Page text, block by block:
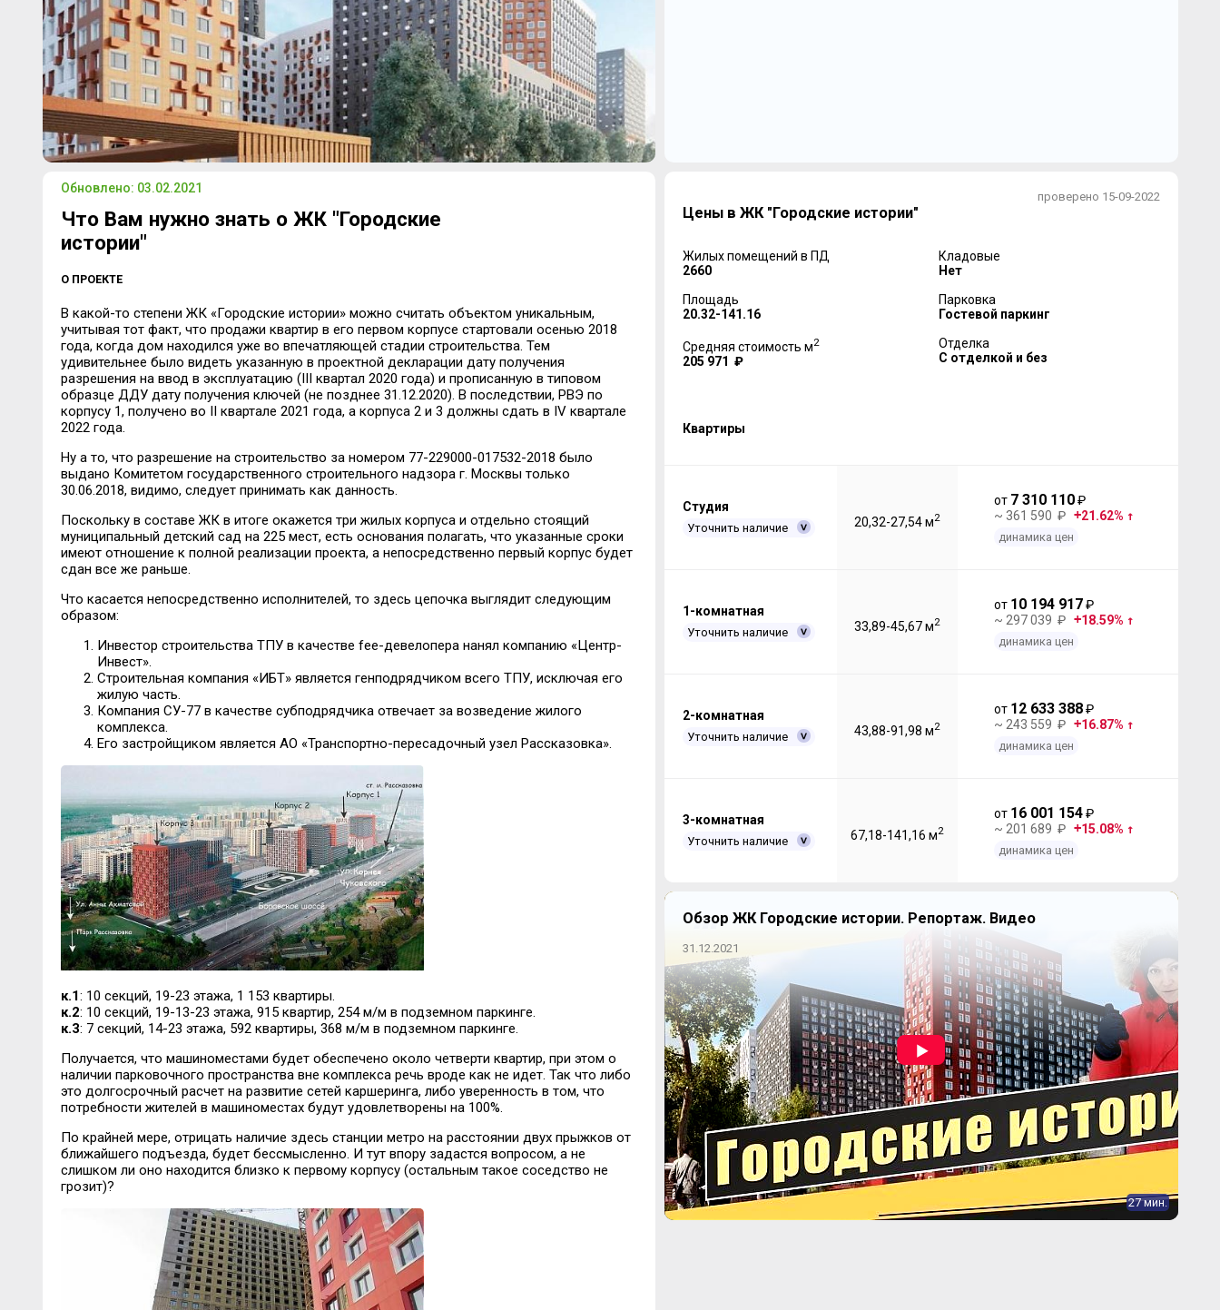
Обновлено: 03.02.2021
Что Вам нужно знать о ЖК "Городские
истории"
О ПРОЕКТЕ
В какой-то степени ЖК «Городские истории» можно считать объектом уникальным,
учитывая тот факт, что продажи квартир в его первом корпусе стартовали осенью 2018
года, когда дом находился уже во впечатляющей стадии строительства. Тем
удивительнее было видеть указанную в проектной декларации дату получения
разрешения на ввод в эксплуатацию (III квартал 2020 года) и прописанную в типовом
образце ДДУ дату получения ключей (не позднее 31.12.2020). В последствии, РВЭ по
корпусу 1, получено во II квартале 2021 года, а корпуса 2 и 3 должны сдать в IV квартале
2022 года.
Ну а то, что разрешение на строительство за номером 77-229000-017532-2018 было
выдано Комитетом государственного строительного надзора г. Москвы только
30.06.2018, видимо, следует принимать как данность.
Поскольку в составе ЖК в итоге окажется три жилых корпуса и отдельно стоящий
муниципальный детский сад на 225 мест, есть основания полагать, что указанные сроки
имеют отношение к полной реализации проекта, а непосредственно первый корпус будет
сдан все же раньше.
Что касается непосредственно исполнителей, то здесь цепочка выглядит следующим
образом:
Инвестор строительства ТПУ в качестве fee-девелопера нанял компанию «Центр-
Инвест».
Строительная компания «ИБТ» является генподрядчиком всего ТПУ, исключая его
жилую часть.
Компания СУ-77 в качестве субподрядчика отвечает за возведение жилого
комплекса.
Его застройщиком является АО «Транспортно-пересадочный узел Рассказовка».
к.1: 10 секций, 19-23 этажа, 1 153 квартиры.
к.2: 10 секций, 19-13-23 этажа, 915 квартир, 254 м/м в подземном паркинге.
к.3: 7 секций, 14-23 этажа, 592 квартиры, 368 м/м в подземном паркинге.
Получается, что машиноместами будет обеспечено около четверти квартир, при этом о
наличии парковочного пространства вне комплекса речь вроде как не идет. Так что либо
это долгосрочный расчет на развитие сетей каршеринга, либо уверенность в том, что
потребности жителей в машиноместах будут удовлетворены на 100%.
По крайней мере, отрицать наличие здесь станции метро на расстоянии двух прыжков от
ближайшего подъезда, будет бессмысленно. И тут впору задастся вопросом, а не
слишком ли оно находится близко к первому корпусу (остальным такое соседство не
грозит)?
проверено 15-09-2022
Цены в ЖК "Городские истории"
Жилых помещений в ПД
2660
Площадь
20.32-141.16
Средняя стоимость м2
205 971 ₽
Кладовые
Нет
Парковка
Гостевой паркинг
Отделка
С отделкой и без
Квартиры
Студия
Уточнить наличие 20,32-27,54 м2
от 7 310 110₽
~ 361 590 ₽
21.62%
динамика цен
1-комнатная
Уточнить наличие 33,89-45,67 м2
от 10 194 917₽
~ 297 039 ₽
18.59%
динамика цен
2-комнатная
Уточнить наличие 43,88-91,98 м2
от 12 633 388₽
~ 243 559 ₽
16.87%
динамика цен
3-комнатная
Уточнить наличие 67,18-141,16 м2
от 16 001 154₽
~ 201 689 ₽
15.08%
динамика цен
Обзор ЖК Городские истории. Репортаж. Видео
31.12.2021
27 мин.